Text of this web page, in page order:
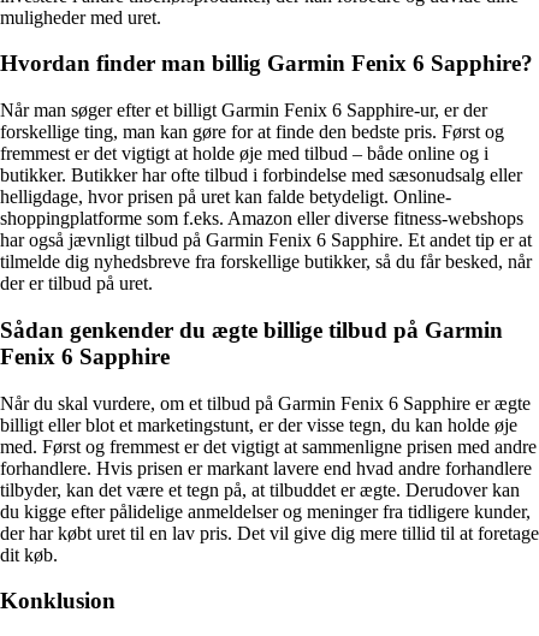
muligheder med uret.
Hvordan finder man billig Garmin Fenix 6 Sapphire?
Når man søger efter et billigt Garmin Fenix 6 Sapphire-ur, er der
forskellige ting, man kan gøre for at finde den bedste pris. Først og
fremmest er det vigtigt at holde øje med tilbud – både online og i
butikker. Butikker har ofte tilbud i forbindelse med sæsonudsalg eller
helligdage, hvor prisen på uret kan falde betydeligt. Online-
shoppingplatforme som f.eks. Amazon eller diverse fitness-webshops
har også jævnligt tilbud på Garmin Fenix 6 Sapphire. Et andet tip er at
tilmelde dig nyhedsbreve fra forskellige butikker, så du får besked, når
der er tilbud på uret.
Sådan genkender du ægte billige tilbud på Garmin
Fenix 6 Sapphire
Når du skal vurdere, om et tilbud på Garmin Fenix 6 Sapphire er ægte
billigt eller blot et marketingstunt, er der visse tegn, du kan holde øje
med. Først og fremmest er det vigtigt at sammenligne prisen med andre
forhandlere. Hvis prisen er markant lavere end hvad andre forhandlere
tilbyder, kan det være et tegn på, at tilbuddet er ægte. Derudover kan
du kigge efter pålidelige anmeldelser og meninger fra tidligere kunder,
der har købt uret til en lav pris. Det vil give dig mere tillid til at foretage
dit køb.
Konklusion